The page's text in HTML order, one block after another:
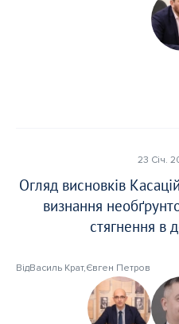
23 Січ.
Огляд висновків
визнання
стягнення в
ВідВасиль Крат,Євген Петров